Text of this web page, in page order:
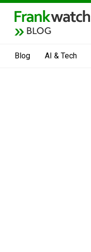
BLOG
Blog AI & Tech